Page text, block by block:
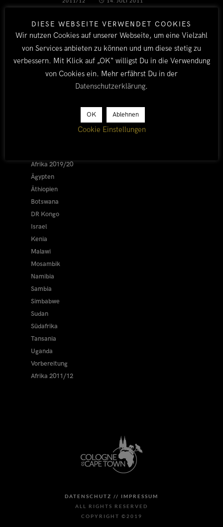
LÄNDER
Afrika 2019/20
Ägypten
Äthiopien
Botswana
DR Kongo
Israel
Kenia
Malawi
Mosambik
Namibia
Sambia
Simbabwe
Sudan
Südafrika
Tansania
Uganda
Vorbereitung
Afrika 2011/12
DATENSCHUTZ // IMPRESSUM
ALL RIGHTS RESERVED
COPYRIGHT ©2019
DIESE WEBSEITE VERWENDET COOKIES
Wir nutzen Cookies auf unserer Webseite, um eine Vielzahl
von Services anbieten zu können und um diese stetig zu
verbessern. Mit Klick auf „OK“ willigst Du in die Verwendung
von Cookies ein. Mehr erfährst Du in der
Datenschutzerklärung.
OK Ablehnen
Cookie Einstellungen